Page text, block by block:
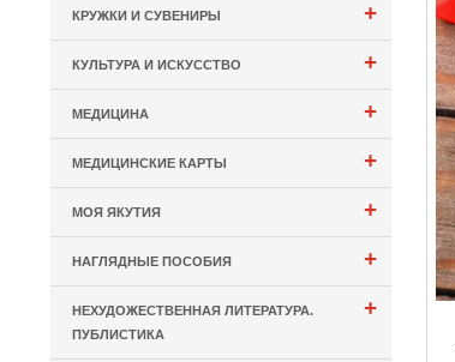
+
КРУЖКИ И СУВЕНИРЫ
+
КУЛЬТУРА И ИСКУССТВО
+
МЕДИЦИНА
+
МЕДИЦИНСКИЕ КАРТЫ
+
МОЯ ЯКУТИЯ
+
НАГЛЯДНЫЕ ПОСОБИЯ
+
НЕХУДОЖЕСТВЕННАЯ ЛИТЕРАТУРА.
ПУБЛИСТИКА